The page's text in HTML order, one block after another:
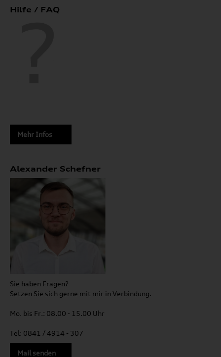
Hilfe / FAQ
Mehr Infos
Alexander Schefner
Sie haben Fragen?
Setzen Sie sich gerne mit mir in Verbindung.
Mo. bis Fr.: 08.00 - 15.00 Uhr
Tel: 0841 / 4914 - 307
Mail senden